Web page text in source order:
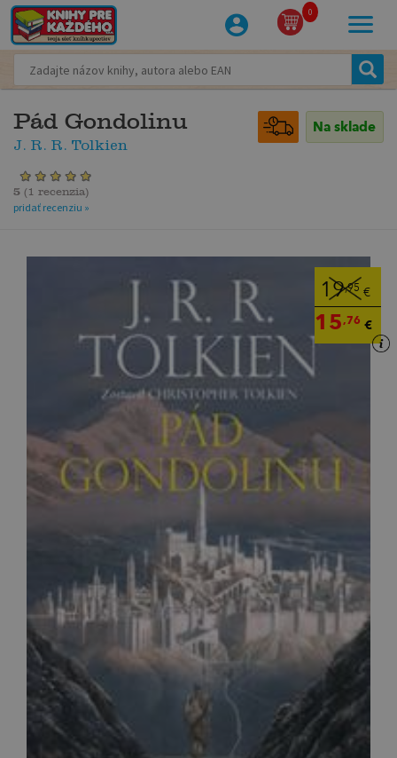
0
Pád Gondolinu
J. R. R. Tolkien
Na sklade
5 ( 1 recenzia)
pridať recenziu »
19,95 €
15,76 €